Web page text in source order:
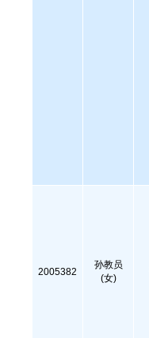
2005382
孙教员
(女)